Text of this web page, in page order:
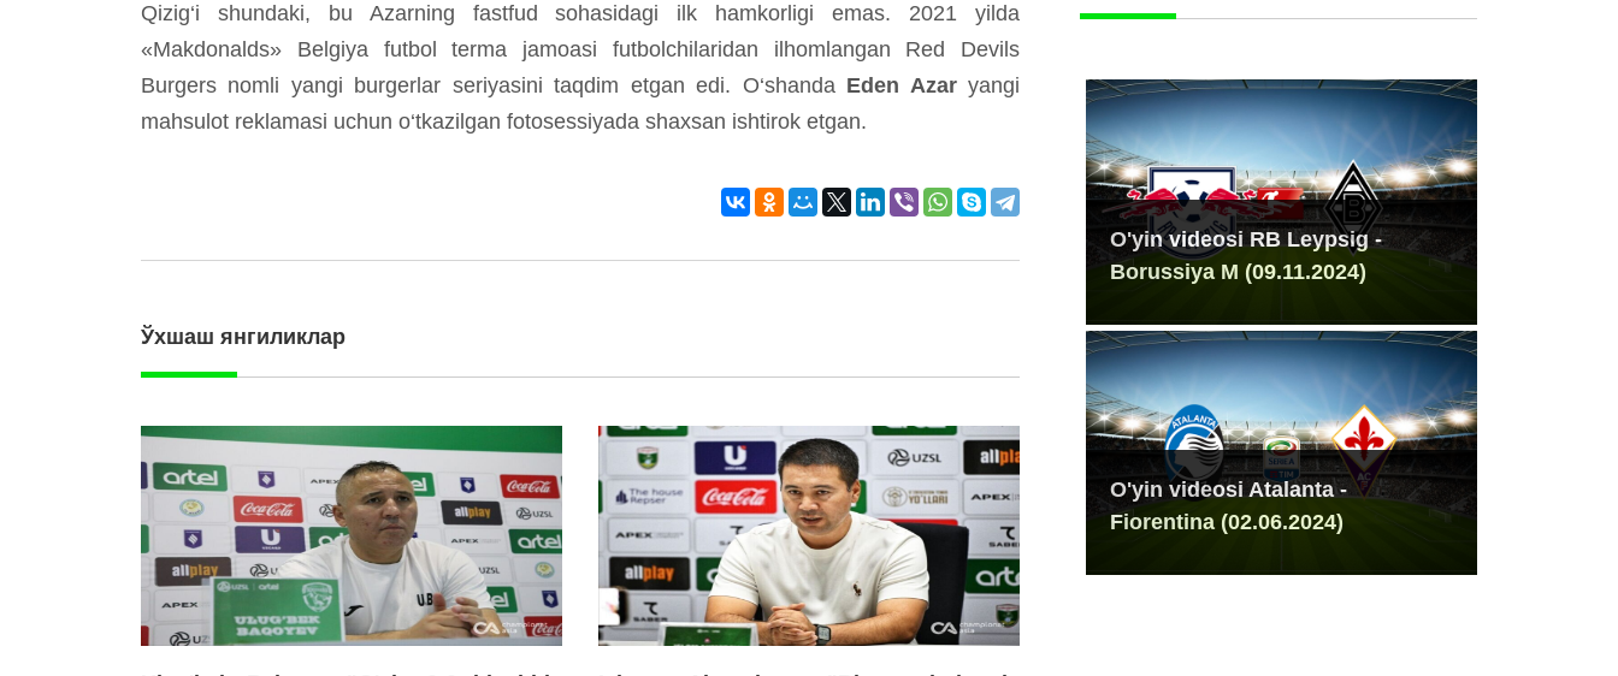
Qizig‘i shundaki, bu Azarning fastfud sohasidagi ilk hamkorligi emas. 2021 yilda
«Makdonalds» Belgiya futbol terma jamoasi futbolchilaridan ilhomlangan Red Devils
Burgers nomli yangi burgerlar seriyasini taqdim etgan edi. O‘shanda Eden Azaryangi
mahsulot reklamasi uchun o‘tkazilgan fotosessiyada shaxsan ishtirok etgan.
Ўхшаш янгиликлар
O'yin videosi RB Leypsig -
Borussiya M (09.11.2024)
O'yin videosi Atalanta -
Fiorentina (02.06.2024)